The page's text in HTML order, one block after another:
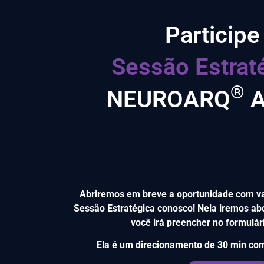
Participe
Sessão
NEUROARQ®
Abriremos em breve a oportunidade com
Sessão Estratégica conosco! Nela iremos
você irá preencher no
Ela é um direcionamento de 30 min